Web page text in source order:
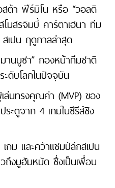
ต้า ฟีร์มิโน หรือ “วอลติ
มสรจิมบี้ คาร์ตาเฮนา ทีม
เปน ฤดูกาลล่าสุด
นมูซา” กองหน้าทีมชาติ
ดับโลกในปัจจุบัน
ล่นทรงคุณค่า (MVP) ของ
ระตูจาก 4 เกมในซีรีส์ชิง
กม และคว้าแชมป์ลีกสเปน
ถึงมูฮัมหมัด ซึ่งเป็นเพื่อน